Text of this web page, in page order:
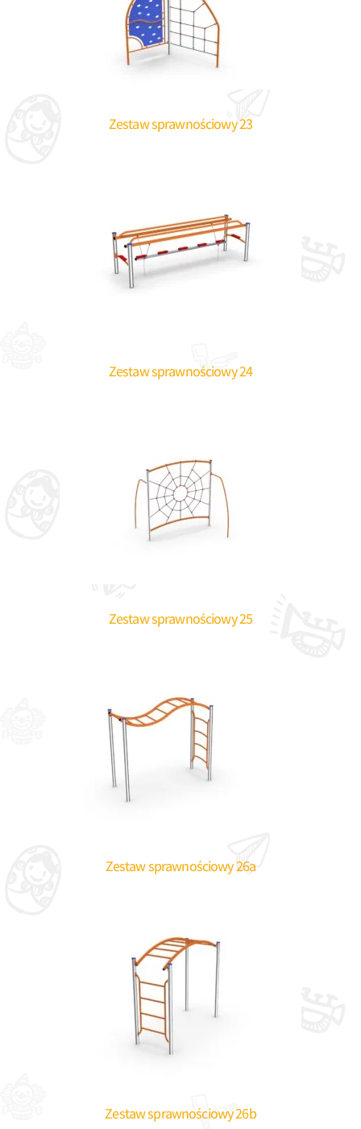
Zestaw sprawnościowy 23
Zestaw sprawnościowy 24
Zestaw sprawnościowy 25
Zestaw sprawnościowy 26a
Zestaw sprawnościowy 26b